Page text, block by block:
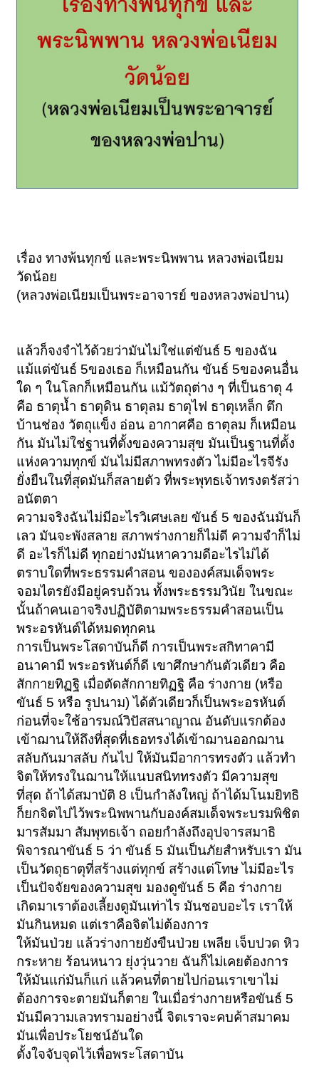
เรื่อง ทางพ้นทุกข์ และพระนิพพาน หลวงพ่อเนียม
วัดน้อย
(หลวงพ่อเนียมเป็นพระอาจารย์ ของหลวงพ่อปาน)
แล้วก็จงจำไว้ด้วยว่ามันไม่ใช่แต่ขันธ์ 5 ของฉัน
แม้แต่ขันธ์ 5ของเธอ ก็เหมือนกัน ขันธ์ 5ของคนอื่น
ใด ๆ ในโลกก็เหมือนกัน แม้วัตถุต่าง ๆ ที่เป็นธาตุ 4
คือ ธาตุน้ำ ธาตุดิน ธาตุลม ธาตุไฟ ธาตุเหล็ก ตึก
บ้านช่อง วัตถุแข็ง อ่อน อากาศคือ ธาตุลม ก็เหมือน
กัน มันไม่ใช่ฐานที่ตั้งของความสุข มันเป็นฐานที่ตั้ง
แห่งความทุกข์ มันไม่มีสภาพทรงตัว ไม่มีอะไรจีรัง
ยั่งยืนในที่สุดมันก็สลายตัว ที่พระพุทธเจ้าทรงตรัสว่า
อนัตตา
ความจริงฉันไม่มีอะไรวิเศษเลย ขันธ์ 5 ของฉันมันก็
เลว มันจะพังสลาย สภาพร่างกายก็ไม่ดี ความจำก็ไม่
ดี อะไรก็ไม่ดี ทุกอย่างมันหาความดีอะไรไม่ได้
ตราบใดที่พระธรรมคำสอน ขององค์สมเด็จพระ
จอมไตรยังมีอยู่ครบถ้วน ทั้งพระธรรมวินัย ในขณะ
นั้นถ้าคนเอาจริงปฏิบัติตามพระธรรมคำสอนเป็น
พระอรหันต์ได้หมดทุกคน
การเป็นพระโสดาบันก็ดี การเป็นพระสกิทาคามี
อนาคามี พระอรหันต์ก็ดี เขาศึกษากันตัวเดียว คือ
สักกายทิฏฐิ เมื่อตัดสักกายทิฏฐิ คือ ร่างกาย (หรือ
ขันธ์ 5 หรือ รูปนาม) ได้ตัวเดียวก็เป็นพระอรหันต์
ก่อนที่จะใช้อารมณ์วิปัสสนาญาณ อันดับแรกต้อง
เข้าฌานให้ถึงที่สุดที่เธอทรงได้เข้าฌานออกฌาน
สลับกันมาสลับ กันไป ให้มันมีอาการทรงตัว แล้วทำ
จิตให้ทรงในฌานให้แนบสนิททรงตัว มีความสุข
ที่สุด ถ้าได้สมาบัติ 8 เป็นกำลังใหญ่ ถ้าได้มโนมยิทธิ
ก็ยกจิตไปไว้พระนิพพานกับองค์สมเด็จพระบรมพิชิต
มารสัมมา สัมพุทธเจ้า ถอยกำลังถึงอุปจารสมาธิ
พิจารณาขันธ์ 5 ว่า ขันธ์ 5 มันเป็นภัยสำหรับเรา มัน
เป็นวัตถุธาตุที่สร้างแต่ทุกข์ สร้างแต่โทษ ไม่มีอะไร
เป็นปัจจัยของความสุข มองดูขันธ์ 5 คือ ร่างกาย
เกิดมาเราต้องเลี้ยงดูมันเท่าไร มันชอบอะไร เราให้
มันกินหมด แต่เราคือจิตไม่ต้องการ
ให้มันป่วย แล้วร่างกายยังขืนป่วย เพลีย เจ็บปวด หิว
กระหาย ร้อนหนาว ยุ่งวุ่นวาย ฉันก็ไม่เคยต้องการ
ให้มันแก่มันก็แก่ แล้วคนที่ตายไปก่อนเราเขาไม่
ต้องการจะตายมันก็ตาย ในเมื่อร่างกายหรือขันธ์ 5
มันมีความเลวทรามอย่างนี้ จิตเราจะคบค้าสมาคม
มันเพื่อประโยชน์อันใด
ตั้งใจจับจุดไว้เพื่อพระโสดาบัน